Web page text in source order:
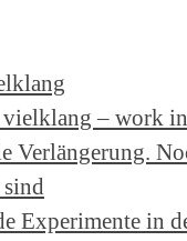
– work in
Verlängerung.
Experimente in